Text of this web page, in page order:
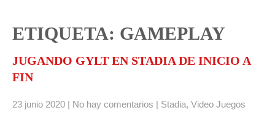
ETIQUETA: GAMEPLAY
JUGANDO GYLT EN STADIA DE INICIO A
FIN
23 junio 2020 | No hay comentarios | Stadia, Video Juegos